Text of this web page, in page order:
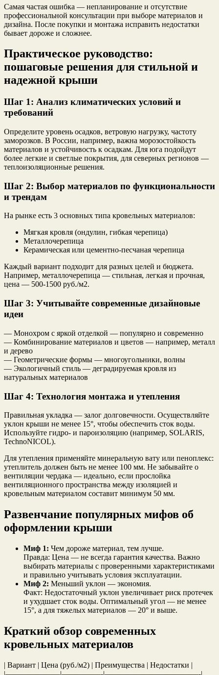
Самая частая ошибка — непланирование и отсутствие
профессиональной консультации при выборе материалов и
дизайна. После покупки и монтажа исправить недостатки
бывает дороже и сложнее.
Практическое руководство:
пошаговые решения для стильной и
надежной крыши
Шаг 1: Анализ климатических условий и
требований
Определите уровень осадков, ветровую нагрузку, частоту
заморозков. В России, например, важна морозостойкость
материалов и устойчивость к осадкам. Для юга подойдут
более легкие и светлые покрытия, для северных регионов —
теплоизоляционные решения.
Шаг 2: Выбор материалов по функциональности
и трендам
На рынке есть 3 основных типа кровельных материалов:
Мягкая кровля (ондулин, гибкая черепица)
Металлочерепица
Керамическая или цементно-песчаная черепица
Каждый вариант подходит для разных целей и бюджета.
Например, металлочерепица — стильная, легкая и прочная,
цена — 500-1500 руб./м2.
Шаг 3: Учитывайте современные дизайновые
идеи
— Монохром с яркой отделкой — популярно и современно
— Комбинирование материалов и цветов — например, металл
и дерево
— Геометрические формы — многоугольники, волны
— Экологичный стиль — деградируемая кровля из
натуральных материалов
Шаг 4: Технология монтажа и утепления
Правильная укладка — залог долговечности. Осуществляйте
уклон крыши не менее 15°, чтобы обеспечить сток воды.
Используйте гидро- и пароизоляцию (например, SOLARIS,
TechnoNICOL).
Для утепления применяйте минеральную вату или пеноплекс:
утеплитель должен быть не менее 100 мм. Не забывайте о
вентиляции чердака — идеально, если прослойка
вентиляционного пространства между изоляцией и
кровельным материалом составит минимум 50 мм.
Развенчание популярных мифов об
оформлении крыши
Миф 1: Чем дороже материал, тем лучше.
Правда: Цена — не всегда гарантия качества. Важно
выбирать материалы с проверенными характеристиками
и правильно учитывать условия эксплуатации.
Миф 2: Меньший уклон — экономия.
Факт: Недостаточный уклон увеличивает риск протечек
и ухудшает сток воды. Оптимальный угол — не менее
15°, а для тяжелых материалов — 20° и выше.
Краткий обзор современных
кровельных материалов
| Вариант | Цена (руб./м2) | Преимущества | Недостатки |